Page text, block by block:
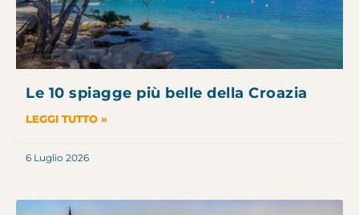
Le 10 spiagge più belle della Croazia
LEGGI TUTTO »
6 Luglio 2026